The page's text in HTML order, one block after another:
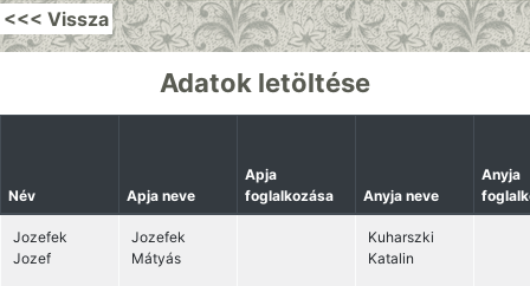
<<< Vissza
Adatok letöltése
Név Apja neve
Apja
foglalkozása
Anyja neve
Anyja
Jozefek
Jozef
Jozefek
Mátyás
Kuharszki
Katalin